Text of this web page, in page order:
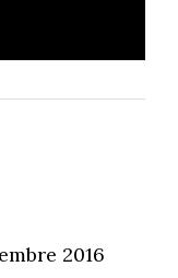
2016